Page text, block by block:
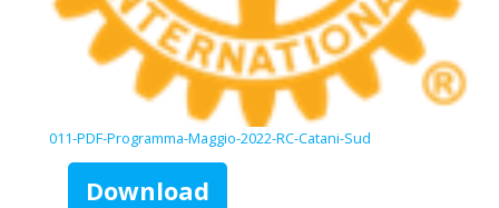
011-PDF-Programma-Maggio-2022-RC-Catani-Sud
Download